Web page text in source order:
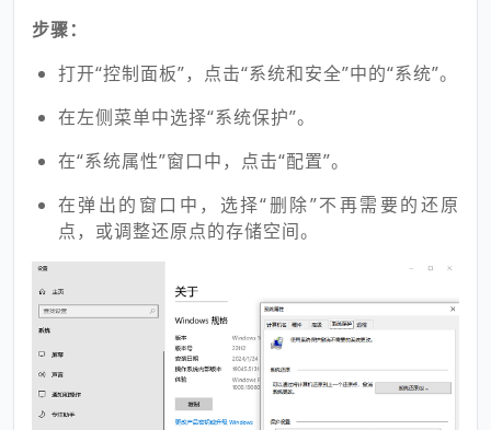
步骤：
打开“控制面板”，点击“系统和安全”中的“系统”。
在左侧菜单中选择“系统保护”。
在“系统属性”窗口中，点击“配置”。
在弹出的窗口中，选择“删除”不再需要的还原
点，或调整还原点的存储空间。